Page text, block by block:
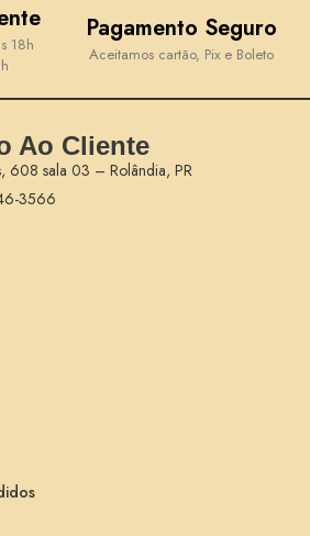
18h
Pagamento Seguro
Aceitamos cartão, Pix e Boleto
Ao Cliente
608 sala 03 – Rolândia, PR
3566